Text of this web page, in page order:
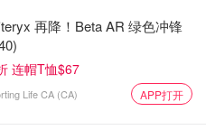
再降！Beta AR 绿色冲锋
连帽T恤$67
Life CA (CA) APP打开